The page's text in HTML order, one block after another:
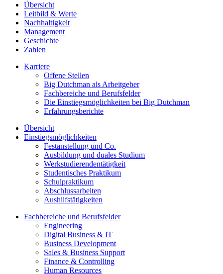
Übersicht
Leitbild & Werte
Nachhaltigkeit
Management
Geschichte
Zahlen
Karriere
Offene Stellen
Big Dutchman als Arbeitgeber
Fachbereiche und Berufsfelder
Die Einstiegsmöglichkeiten bei Big Dutchman
Erfahrungsberichte
Übersicht
Einstiegsmöglichkeiten
Festanstellung und Co.
Ausbildung und duales Studium
Werkstudierendentätigkeit
Studentisches Praktikum
Schulpraktikum
Abschlussarbeiten
Aushilfstätigkeiten
Fachbereiche und Berufsfelder
Engineering
Digital Business & IT
Business Development
Sales & Business Support
Finance & Controlling
Human Resources